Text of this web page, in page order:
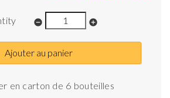
remove_circle add_circle
Ajouter au panier
en carton de 6 bouteilles